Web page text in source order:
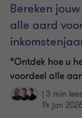
Bereken
alle aard
“Ontdek hoe u
voordeel alle
| 3 min
14 jan